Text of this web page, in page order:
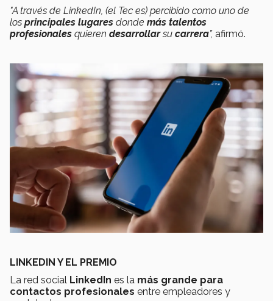
"A través de LinkedIn, (el Tec es) percibido como uno de
los principales lugares donde más talentos
profesionales quieren desarrollarsu carrera”, afirmó.
LINKEDIN Y EL PREMIO
La red social LinkedIn es la más grande para
contactos profesionales entre empleadores y